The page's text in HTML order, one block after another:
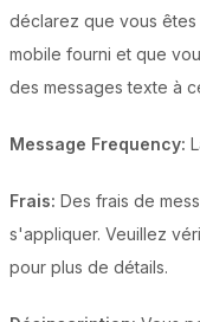
déclarez que vous
mobile fourni et que
des messages texte à
Message Frequency:
Frais: Des frais de
s'appliquer. Veuillez
pour plus de détails.